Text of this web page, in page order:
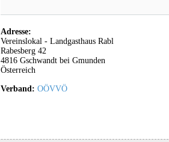
Adresse:
Vereinslokal - Landgasthaus Rabl
Rabesberg 42
4816 Gschwandt bei Gmunden
Österreich
Verband: OÖVVÖ